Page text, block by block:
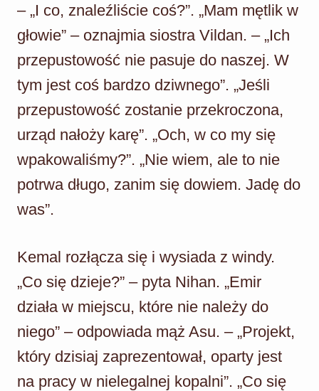
– „I co, znaleźliście coś?”. „Mam mętlik w
głowie” – oznajmia siostra Vildan. – „Ich
przepustowość nie pasuje do naszej. W
tym jest coś bardzo dziwnego”. „Jeśli
przepustowość zostanie przekroczona,
urząd nałoży karę”. „Och, w co my się
wpakowaliśmy?”. „Nie wiem, ale to nie
potrwa długo, zanim się dowiem. Jadę do
was”.
Kemal rozłącza się i wysiada z windy.
„Co się dzieje?” – pyta Nihan. „Emir
działa w miejscu, które nie należy do
niego” – odpowiada mąż Asu. – „Projekt,
który dzisiaj zaprezentował, oparty jest
na pracy w nielegalnej kopalni”. „Co się